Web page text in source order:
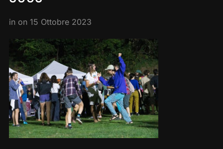
in on 15 Ottobre 2023